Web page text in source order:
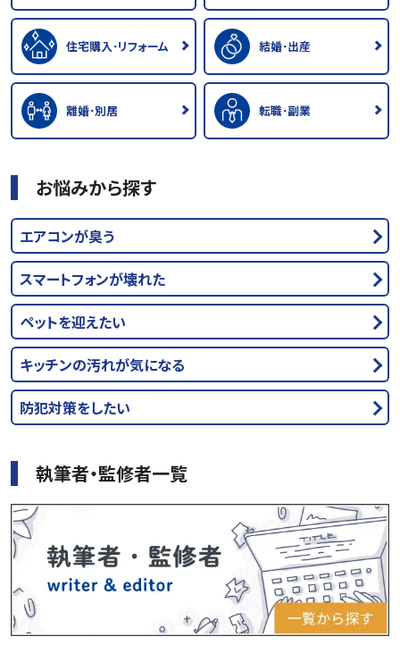
住宅購入･リフォーム 結婚･出産
離婚･別居 転職･副業
お悩みから探す
エアコンが臭う
スマートフォンが壊れた
ペットを迎えたい
キッチンの汚れが気になる
防犯対策をしたい
執筆者・監修者一覧